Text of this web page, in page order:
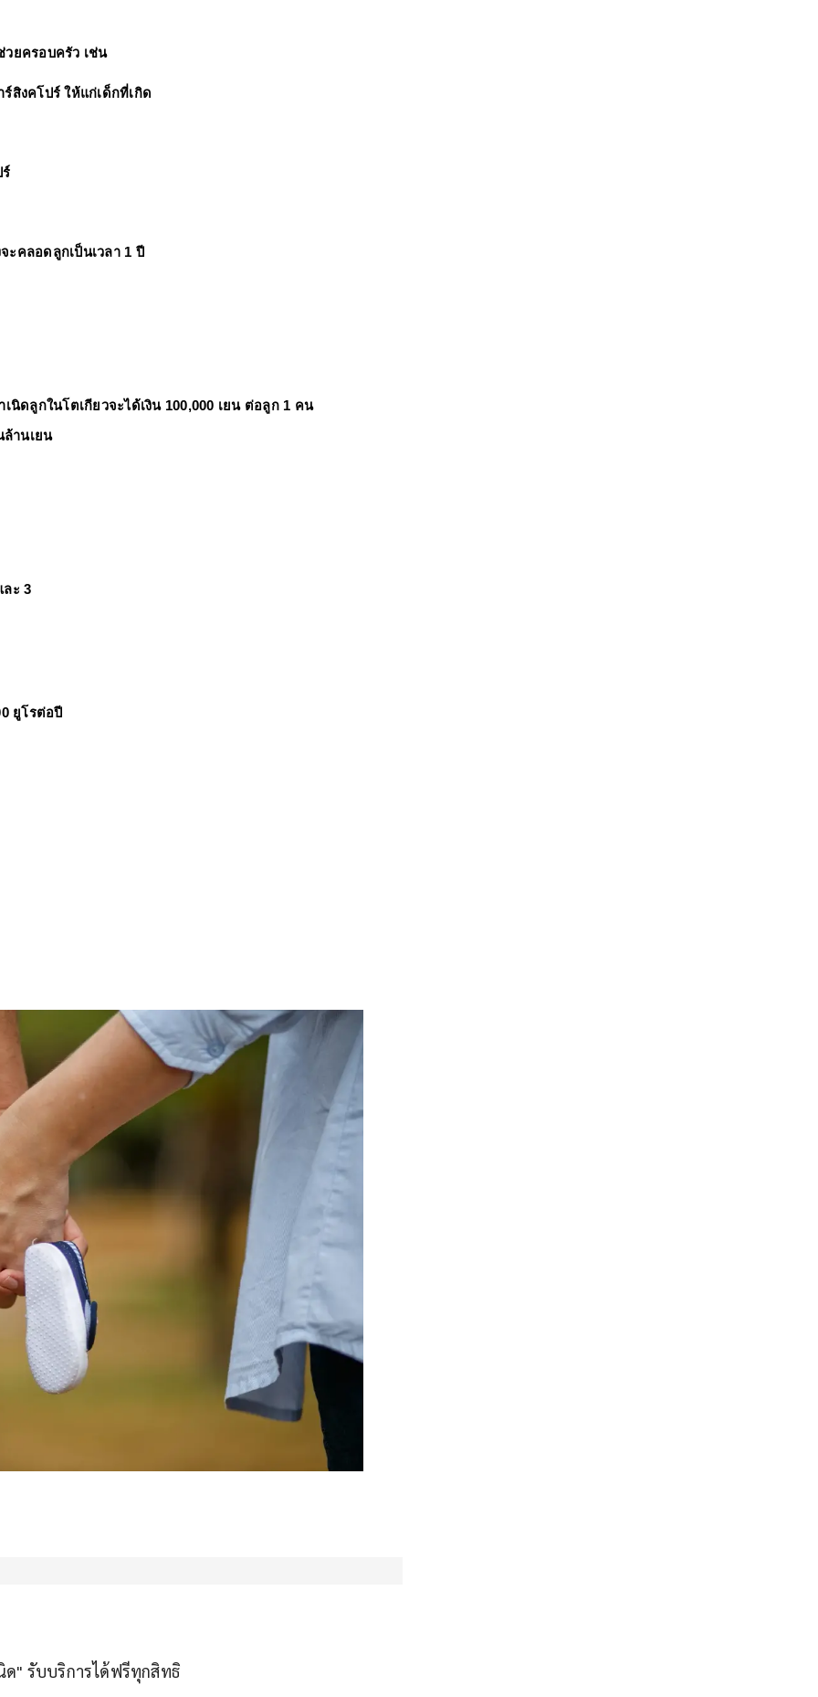
วยครอบครัว เช่น
สิงคโปร์ ให้แก่เด็กที่เกิด
คลอดลูกเป็นเวลา 1 ปี
นิดลูกในโตเกียวจะได้เงิน 100,000 เยน ต่อลูก 1 คน
านเยน
ะ 3
ยูโรต่อปี
ด" รับบริการได้ฟรีทุกสิทธิ